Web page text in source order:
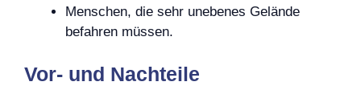
Menschen, die sehr unebenes Gelände
befahren müssen.
Vor- und Nachteile